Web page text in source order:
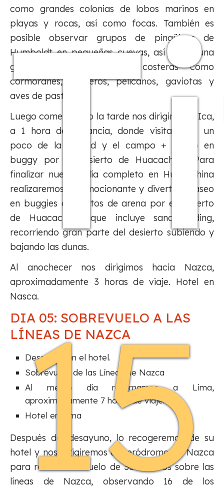
15
como grandes colonias de lobos marinos en
playas y rocas, así como focas. También es
posible observar grupos de pingüinos de
Humboldt en pequeñas cuevas, así como una
gran variedad de aves costeras como
cormoranes, piqueros, pelícanos, gaviotas y
aves de pasto.
Luego comenzando la tarde nos dirigimos a Ica,
a 1 hora de distancia, donde visitaremos un
poco de la ciudad y el campo + paseo en
buggy por el desierto de Huacachina. Para
finalizar nuestro día completo en Huacachina
realizaremos un emocionante y divertido paseo
en buggies o carritos de arena por el desierto
de Huacachina, que incluye sandboarding,
recorriendo gran parte del desierto subiendo y
bajando las dunas.
Al anochecer nos dirigimos hacia Nazca,
aproximadamente 3 horas de viaje. Hotel en
Nasca.
DIA 05: SOBREVUELO A LAS
LÍNEAS DE NAZCA
Desayuno en el hotel.
Sobrevuelo de las Líneas de Nazca
Al medio día retornamos a Lima,
aproximadamente 7 horas de viaje.
Hotel en Lima
Después del desayuno, lo recogeremos de su
hotel y nos dirigiremos al aeródromo de Nazca
para realizar un vuelo de 30 minutos sobre las
líneas de Nazca, observando 16 de los